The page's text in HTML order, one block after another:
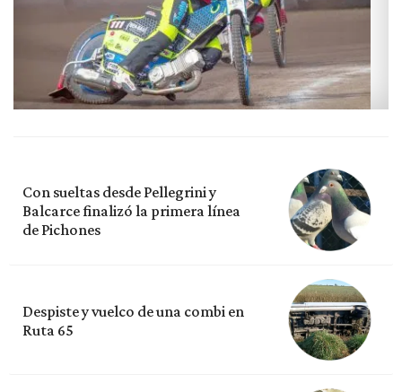
Con sueltas desde Pellegrini y
Balcarce finalizó la primera línea
de Pichones
Despiste y vuelco de una combi en
Ruta 65